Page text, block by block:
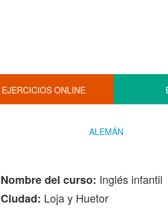
EJERCICIOS ONLINE
ALEMÁN
Nombre del curso: Inglés infantil
Ciudad: Loja y Huetor